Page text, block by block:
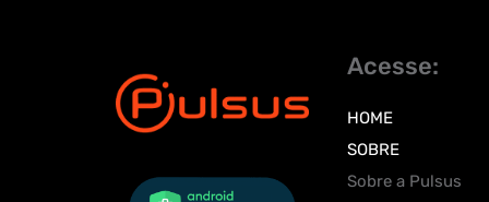
Acesse:
HOME
SOBRE
Sobre a Pulsus